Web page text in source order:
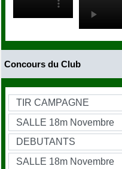
Concours du Club